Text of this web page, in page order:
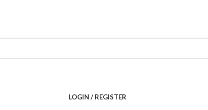
LOGIN / REGISTER